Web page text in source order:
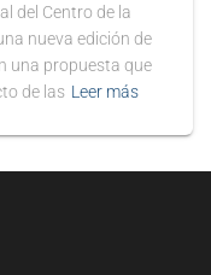
del Centro de la
nueva edición de
una propuesta que
de las Leer más